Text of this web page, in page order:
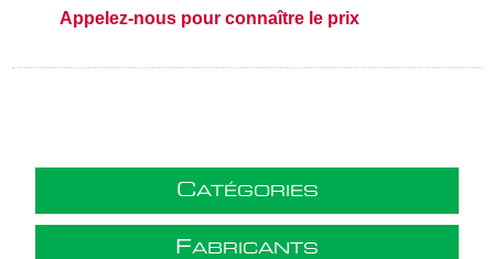
Appelez-nous pour connaître le prix
CATÉGORIES
FABRICANTS